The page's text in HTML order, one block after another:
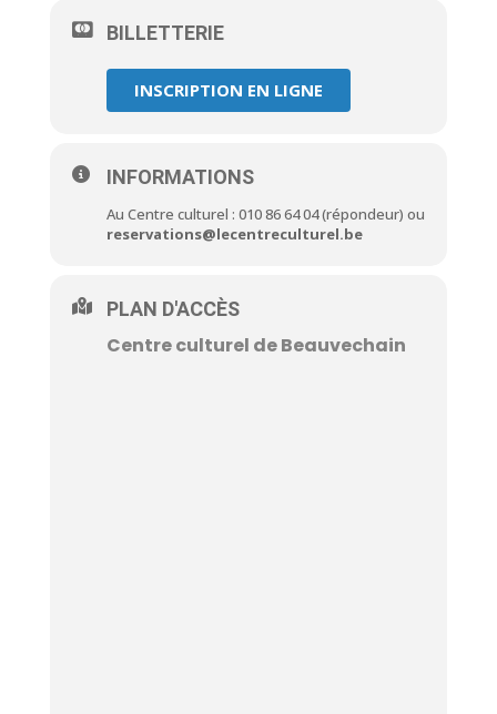
BILLETTERIE
INSCRIPTION EN LIGNE
INFORMATIONS
Au Centre culturel : 010 86 64 04 (répondeur) ou
reservations@lecentreculturel.be
PLAN D'ACCÈS
Centre culturel de Beauvechain